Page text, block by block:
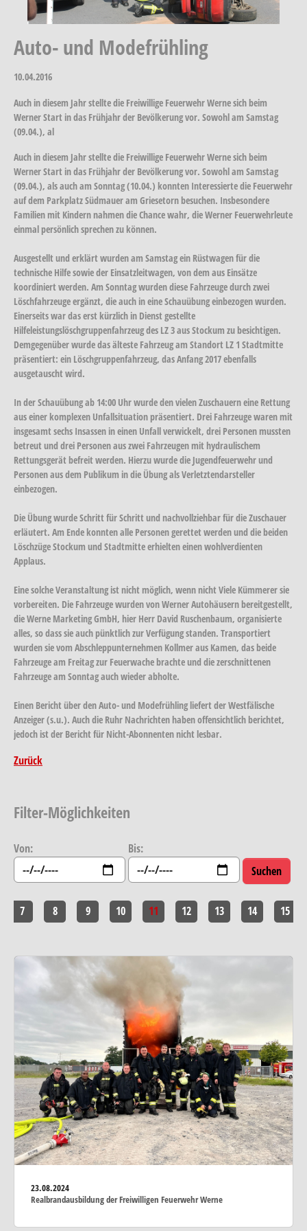
Auto- und Modefrühling
10.04.2016
Auch in diesem Jahr stellte die Freiwillige Feuerwehr Werne sich beim
Werner Start in das Frühjahr der Bevölkerung vor. Sowohl am Samstag
(09.04.), al
Auch in diesem Jahr stellte die Freiwillige Feuerwehr Werne sich beim
Werner Start in das Frühjahr der Bevölkerung vor. Sowohl am Samstag
(09.04.), als auch am Sonntag (10.04.) konnten Interessierte die Feuerwehr
auf dem Parkplatz Südmauer am Griesetorn besuchen. Insbesondere
Familien mit Kindern nahmen die Chance wahr, die Werner Feuerwehrleute
einmal persönlich sprechen zu können.
Ausgestellt und erklärt wurden am Samstag ein Rüstwagen für die
technische Hilfe sowie der Einsatzleitwagen, von dem aus Einsätze
koordiniert werden. Am Sonntag wurden diese Fahrzeuge durch zwei
Löschfahrzeuge ergänzt, die auch in eine Schauübung einbezogen wurden.
Einerseits war das erst kürzlich in Dienst gestellte
Hilfeleistungslöschgruppenfahrzeug des LZ 3 aus Stockum zu besichtigen.
Demgegenüber wurde das älteste Fahrzeug am Standort LZ 1 Stadtmitte
präsentiert: ein Löschgruppenfahrzeug, das Anfang 2017 ebenfalls
ausgetauscht wird.
In der Schauübung ab 14:00 Uhr wurde den vielen Zuschauern eine Rettung
aus einer komplexen Unfallsituation präsentiert. Drei Fahrzeuge waren mit
insgesamt sechs Insassen in einen Unfall verwickelt, drei Personen mussten
betreut und drei Personen aus zwei Fahrzeugen mit hydraulischem
Rettungsgerät befreit werden. Hierzu wurde die Jugendfeuerwehr und
Personen aus dem Publikum in die Übung als Verletztendarsteller
einbezogen.
Die Übung wurde Schritt für Schritt und nachvollziehbar für die Zuschauer
erläutert. Am Ende konnten alle Personen gerettet werden und die beiden
Löschzüge Stockum und Stadtmitte erhielten einen wohlverdienten
Applaus.
Eine solche Veranstaltung ist nicht möglich, wenn nicht Viele Kümmerer sie
vorbereiten. Die Fahrzeuge wurden von Werner Autohäusern bereitgestellt,
die Werne Marketing GmbH, hier Herr David Ruschenbaum, organisierte
alles, so dass sie auch pünktlich zur Verfügung standen. Transportiert
wurden sie vom Abschleppunternehmen Kollmer aus Kamen, das beide
Fahrzeuge am Freitag zur Feuerwache brachte und die zerschnittenen
Fahrzeuge am Sonntag auch wieder abholte.
Einen Bericht über den Auto- und Modefrühling liefert der Westfälische
Anzeiger (s.u.). Auch die Ruhr Nachrichten haben offensichtlich berichtet,
jedoch ist der Bericht für Nicht-Abonnenten nicht lesbar.
Zurück
Filter-Möglichkeiten
Von: Bis:
7 8 9 10 11 12 13 14 15
23.08.2024
Realbrandausbildung der Freiwilligen Feuerwehr Werne